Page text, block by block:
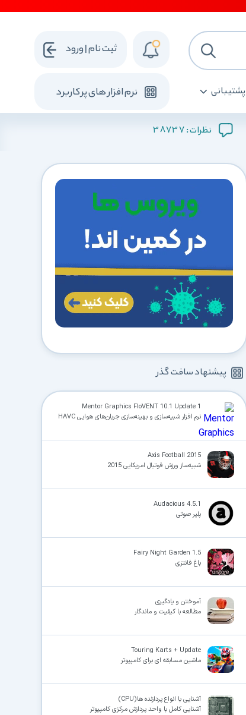
پشتیبانی نرم افزار های پرکاربرد
ثبت نام | ورود
نظرات :38737
پیشنهاد سافت گذر
Mentor Graphics FloVENT 10.1 Update 1
نرم افزار شبیه‌سازی و بهینه‌سازی جربان‌های هوایی HAVC
Axis Football 2015
شبیه‌ساز ورزش فوتبال امریکایی 2015
Audacious 4.5.1
پلیر صوتی
Fairy Night Garden 1.5
باغ فانتزی
آموختن و یادگیری
مطالعه با کیفیت و ماندگار
Touring Karts + Update
ماشین مسابقه ای برای کامپیوتر
آشنایی با انواع پردازنده ها(CPU)
آشنایی کامل با واحد پردازش مرکزی کامپیوتر